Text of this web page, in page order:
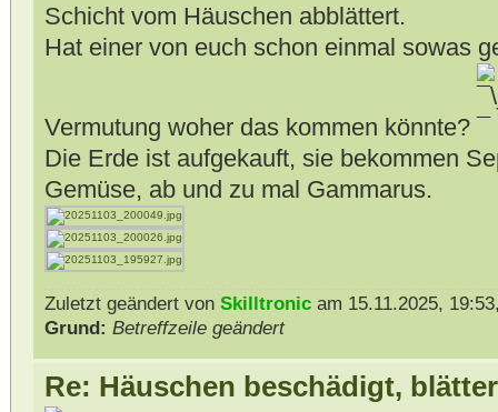
Schicht vom Häuschen abblättert.
Hat einer von euch schon einmal sowas
Vermutung woher das kommen könnte?
Die Erde ist aufgekauft, sie bekommen
Gemüse, ab und zu mal Gammarus.
Zuletzt geändert von Skilltronicam 15.11.2025,
Grund: Betreffzeile geändert
Re: Häuschen beschädigt,